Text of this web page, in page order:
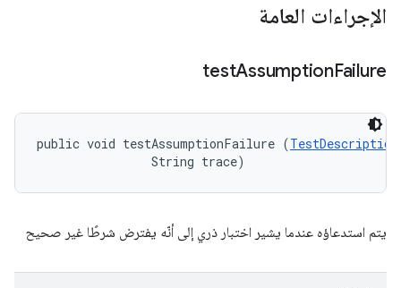
الإجراءات العامة
testAssumptionFailure
public void testAssumptionFailure (TestDescription
                String trace)
يتم استدعاؤه عندما يشير اختبار ذري إلى أنّه يفترض شرطًا غير صحيح